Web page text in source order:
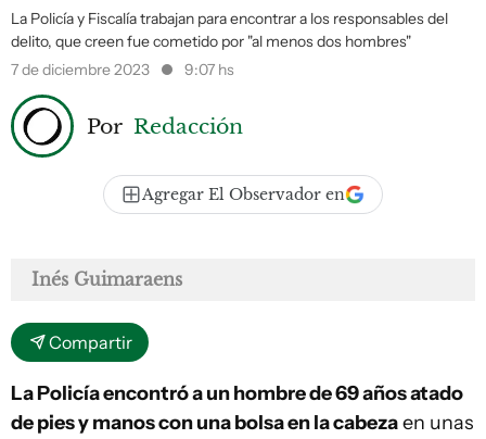
La Policía y Fiscalía trabajan para encontrar a los responsables del
delito, que creen fue cometido por "al menos dos hombres"
7 de diciembre 2023
9:07 hs
Por Redacción
Agregar El Observador en
Inés Guimaraens
Compartir
La Policía encontró a un hombre de 69 años atado
de pies y manos con una bolsa en la cabezaen unas